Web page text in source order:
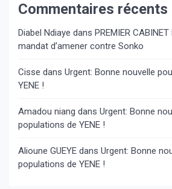
Commentaires récents
Diabel Ndiaye dans PREMIER
mandat d’amener contre Sonko
Cisse dans Urgent: Bonne nouvelle
YENE !
Amadou niang dans Urgent: Bonne
populations de YENE !
Alioune GUEYE dans Urgent: Bonne
populations de YENE !